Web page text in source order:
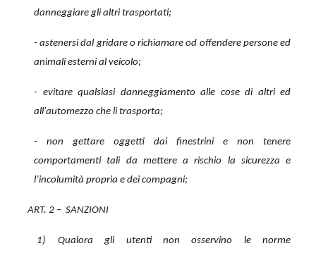
danneggiare gli altri trasportati;
- astenersi dal gridare o richiamare od offendere persone ed
animali esterni al veicolo;
- evitare qualsiasi danneggiamento alle cose di altri ed
all'automezzo che li trasporta;
- non gettare oggetti dai finestrini
e non tenere
comportamenti tali da mettere a rischio la sicurezza e
l’incolumità propria e dei compagni;
ART. 2 – SANZIONI
1) Qualora gli utenti non osservino le norme